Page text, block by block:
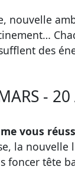
nouvelle
des
- 20
vous
la
foncer tête